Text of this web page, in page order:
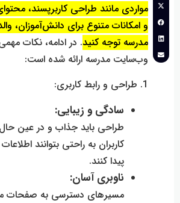
مواردی مانند طراحی کاربرپسند، محتوای مفید
و امکانات متنوع برای دانش‌آموزان، والدین و
مدرسه توجه کنید.در ادامه، نکات مهمی برای
وب‌سایت مدرسه ارائه شده است:
سادگی و زیبایی:
طراحی باید جذاب و در عین حال ساده
کاربران به راحتی بتوانند اطلاعات مورد
پیدا کنند.
ناوبری آسان:
مسیرهای دسترسی به صفحات مختلف